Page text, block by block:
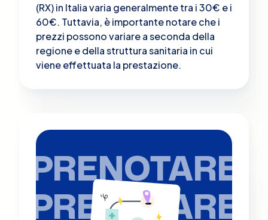
(RX) in Italia varia generalmente tra i 30€ e i
60€. Tuttavia, è importante notare che i
prezzi possono variare a seconda della
regione e della struttura sanitaria in cui
viene effettuata la prestazione.
PRENOTARE
PRENOTARE